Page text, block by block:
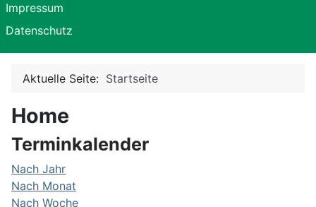
Impressum
Datenschutz
Aktuelle Seite: Startseite
Home
Terminkalender
Nach Jahr
Nach Monat
Nach Woche